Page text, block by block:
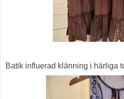
Batik influerad klänning i härliga